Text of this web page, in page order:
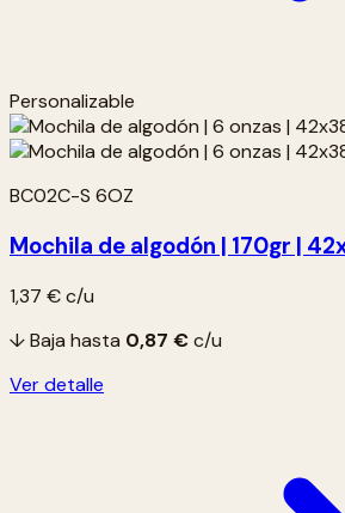
Personalizable
BC02C-S 6OZ
Mochila de algodón | 170gr |
1,37 €c/u
↓ Baja hasta 0,87 €c/u
Ver detalle